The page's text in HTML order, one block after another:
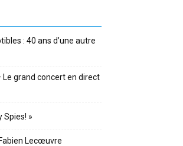
: 40 ans d’une autre
grand concert en direct
Spies! »
Lecœuvre